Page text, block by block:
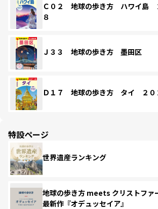
Ｃ０２ 地球の歩き方 ハワイ島
８
Ｊ３３ 地球の歩き方 墨田区
Ｄ１７ 地球の歩き方 タイ ２０
特設ページ
世界遺産ランキング
地球の歩き方 meets クリストファ
最新作『オデュッセイア』